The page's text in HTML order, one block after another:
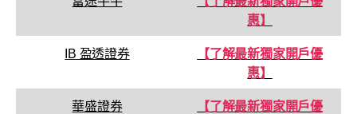
惠】
IB 盈透證券
【了解最新獨家開戶優
惠】
華盛證券
【了解最新獨家開戶優